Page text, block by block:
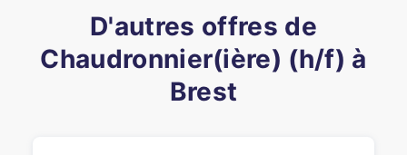
D'autres offres de
Chaudronnier(ière) (h/f) à
Brest